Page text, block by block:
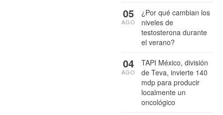
¿Por qué cambian los
niveles de
testosterona durante
el verano?
05
AGO
TAPI México, división
de Teva, invierte 140
mdp para producir
localmente un
oncológico
04
AGO